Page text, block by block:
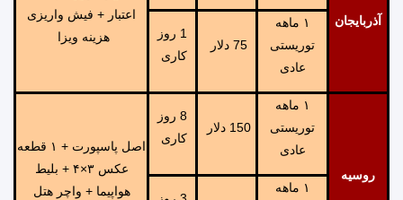
آذربایجان
اعتبار + فیش واریزی
هزینه ویزا
١ ماهه
توریستی
عادی
75 دلار
1 روز
کاری
روسیه
١ ماهه
توریستی
عادی
150 دلار
8 روز
کاری
اصل پاسپورت + ۱ قطعه
عکس ۳×۴ + بلیط
هواپیما + واچر هتل
١ ماهه